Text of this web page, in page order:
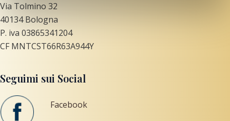
Via Tolmino 32
40134 Bologna
P. iva 03865341204
CF MNTCST66R63A944Y
Seguimi sui Social
Facebook